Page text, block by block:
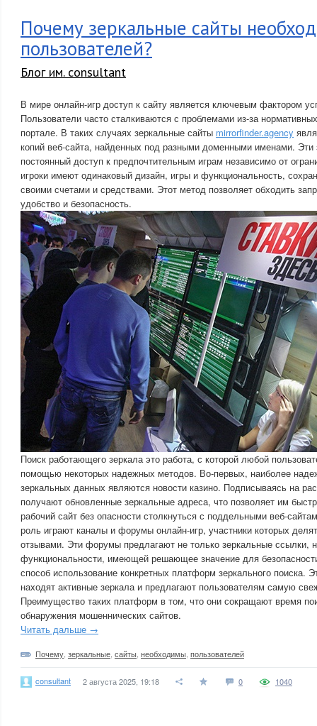
Почему зеркальные сайты
пользователей?
Блог им. consultant
В мире онлайн-игр доступ к сайту является ключевым фактором
Пользователи часто сталкиваются с проблемами из-за
портале. В таких случаях зеркальные сайты mirrorfinder.agency
копий веб-сайта, найденных под разными доменными именами. Эти
постоянный доступ к предпочтительным играм независимо от
игроки имеют одинаковый дизайн, игры и функциональность,
своими счетами и средствами. Этот метод позволяет обходить
удобство и безопасность.
Поиск работающего зеркала это работа, с которой любой
помощью некоторых надежных методов. Во-первых, наиболее
зеркальных данных являются новости казино. Подписываясь на
получают обновленные зеркальные адреса, что позволяет им
рабочий сайт без опасности столкнуться с поддельными веб-
роль играют каналы и форумы онлайн-игр, участники которых
отзывами. Эти форумы предлагают не только зеркальные ссылки,
функциональности, имеющей решающее значение для
способ использование конкретных платформ зеркального поиска.
находят активные зеркала и предлагают пользователям самую
Преимущество таких платформ в том, что они сокращают время
обнаружения мошеннических сайтов.
Читать дальше →
Почему зеркальные сайты необходимы пользователей
consultant 2 августа 2025, 19:18 0 1040